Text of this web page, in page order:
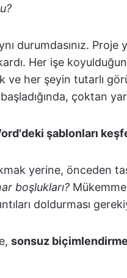
durumdasınız.
Her işe
ve her şeyin tutarlı
çoktan
şablonları
yerine, önceden
boşlukları?
doldurması
sonsuz